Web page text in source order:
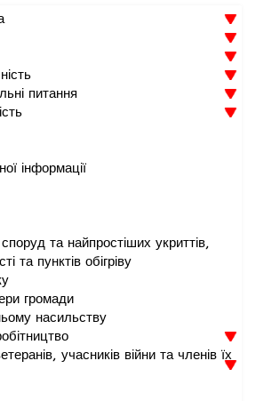
питання
інформації
та найпростіших укриттів,
та пунктів обігріву
громади
насильству
учасників війни та членів їх